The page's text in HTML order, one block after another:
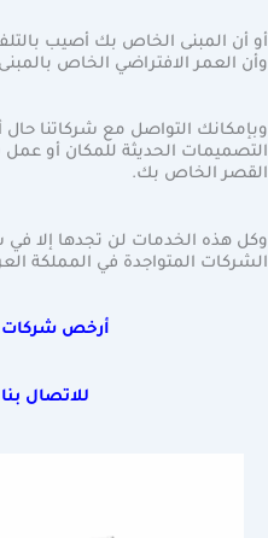
أو أن المبنى الخاص بك أصيب
وأن العمر الافتراضي الخاص
وبإمكانك التواصل مع شركاتنا
التصميمات الحديثة للمكان أو
القصر الخاص بك.
وكل هذه الخدمات لن تجدها إلا
الشركات المتواجدة في المملكة
أرخص شركات
للاتصال